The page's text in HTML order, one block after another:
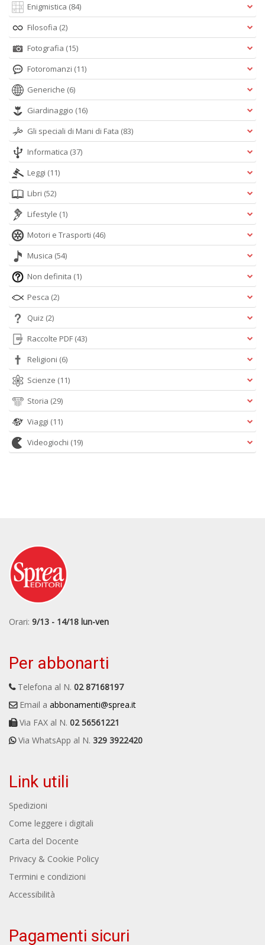
Enigmistica (84)
Filosofia (2)
Fotografia (15)
Fotoromanzi (11)
Generiche (6)
Giardinaggio (16)
Gli speciali di Mani di Fata (83)
Informatica (37)
Leggi (11)
Libri (52)
Lifestyle (1)
Motori e Trasporti (46)
Musica (54)
Non definita (1)
Pesca (2)
Quiz (2)
Raccolte PDF (43)
Religioni (6)
Scienze (11)
Storia (29)
Viaggi (11)
Videogiochi (19)
Orari: 9/13 - 14/18 lun-ven
Per abbonarti
Telefona al N. 02 87168197
Email a abbonamenti@sprea.it
Via FAX al N. 02 56561221
Via WhatsApp al N. 329 3922420
Link utili
Spedizioni
Come leggere i digitali
Carta del Docente
Privacy & Cookie Policy
Termini e condizioni
Accessibilità
Pagamenti sicuri